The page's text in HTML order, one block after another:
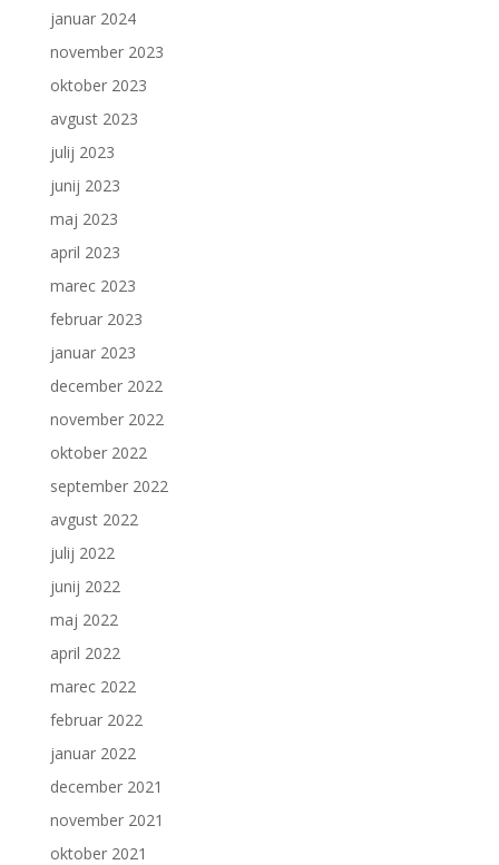
januar 2024
november 2023
oktober 2023
avgust 2023
julij 2023
junij 2023
maj 2023
april 2023
marec 2023
februar 2023
januar 2023
december 2022
november 2022
oktober 2022
september 2022
avgust 2022
julij 2022
junij 2022
maj 2022
april 2022
marec 2022
februar 2022
januar 2022
december 2021
november 2021
oktober 2021